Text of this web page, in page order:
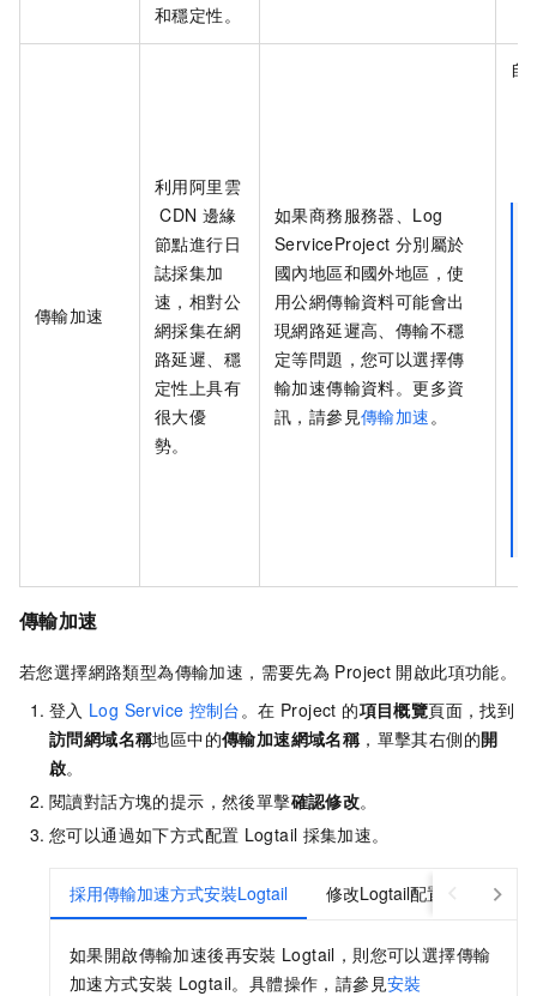
和穩定性。
傳輸加速
利用阿里雲
CDN 邊緣
節點進行日
誌採集加
速，相對公
網採集在網
路延遲、穩
定性上具有
很大優
勢。
如果商務服務器、Log
ServiceProject 分別屬於
國內地區和國外地區，使
用公網傳輸資料可能會出
現網路延遲高、傳輸不穩
定等問題，您可以選擇傳
輸加速傳輸資料。更多資
訊，請參見傳輸加速。
自
傳輸加速
若您選擇網路類型為傳輸加速，需要先為 Project 開啟此項功能。
登入 Log Service 控制台 。在 Project 的項目概覽頁面，找到
訪問網域名稱地區中的傳輸加速網域名稱，單擊其右側的開
啟。
閱讀對話方塊的提示，然後單擊確認修改。
您可以通過如下方式配置 Logtail 採集加速。
採用傳輸加速方式安裝Logtail 修改Logtail配置
如果開啟傳輸加速後再安裝 Logtail，則您可以選擇傳輸
加速方式安裝 Logtail。具體操作，請參見安裝